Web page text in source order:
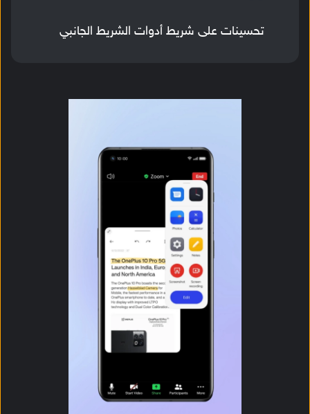
تحسينات على شريط أدوات الشريط الجانبي